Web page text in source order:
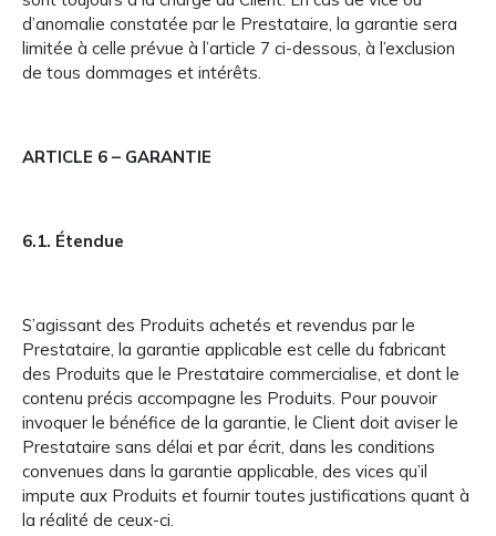
d’anomalie constatée par le Prestataire, la garantie sera
limitée à celle prévue à l’article 7 ci-dessous, à l’exclusion
de tous dommages et intérêts.
ARTICLE 6 – GARANTIE
6.1. Étendue
S’agissant des Produits achetés et revendus par le
Prestataire, la garantie applicable est celle du fabricant
des Produits que le Prestataire commercialise, et dont le
contenu précis accompagne les Produits. Pour pouvoir
invoquer le bénéfice de la garantie, le Client doit aviser le
Prestataire sans délai et par écrit, dans les conditions
convenues dans la garantie applicable, des vices qu’il
impute aux Produits et fournir toutes justifications quant à
la réalité de ceux-ci.